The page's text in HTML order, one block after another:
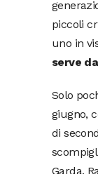
piccoli
uno in
serve
Solo
giugno,
di
Garda.